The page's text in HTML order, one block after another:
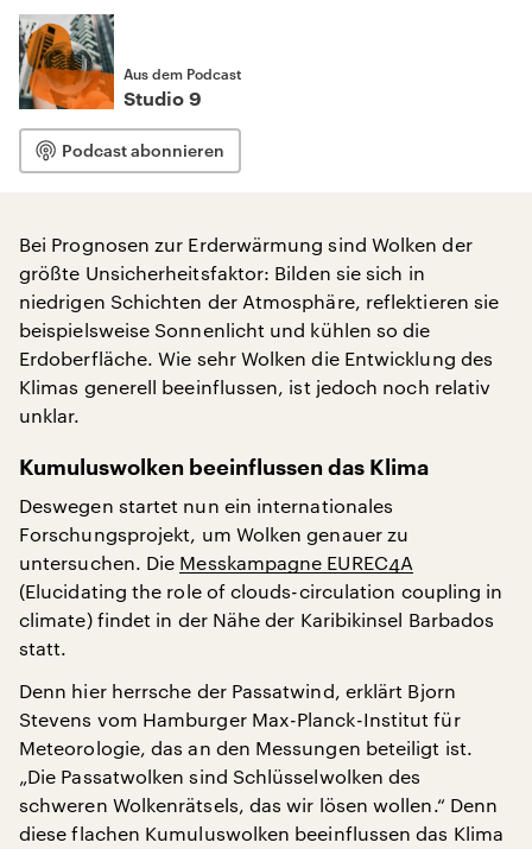
Aus dem Podcast
Studio 9
Podcast abonnieren
Bei Prognosen zur Erderwärmung sind Wolken der
größte Unsicherheitsfaktor: Bilden sie sich in
niedrigen Schichten der Atmosphäre, reflektieren sie
beispielsweise Sonnenlicht und kühlen so die
Erdoberfläche. Wie sehr Wolken die Entwicklung des
Klimas generell beeinflussen, ist jedoch noch relativ
unklar.
Kumuluswolken beeinflussen das Klima
Deswegen startet nun ein internationales
Forschungsprojekt, um Wolken genauer zu
untersuchen. Die Messkampagne EUREC4A
(Elucidating the role of clouds-circulation coupling in
climate) findet in der Nähe der Karibikinsel Barbados
statt.
Denn hier herrsche der Passatwind, erklärt Bjorn
Stevens vom Hamburger Max-Planck-Institut für
Meteorologie, das an den Messungen beteiligt ist.
„Die Passatwolken sind Schlüsselwolken des
schweren Wolkenrätsels, das wir lösen wollen.“ Denn
diese flachen Kumuluswolken beeinflussen das Klima